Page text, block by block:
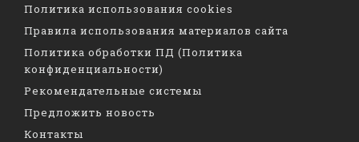
Политика использования cookies
Правила использования материалов сайта
Политика обработки ПД (Политика
конфиденциальности)
Рекомендательные системы
Предложить новость
Контакты